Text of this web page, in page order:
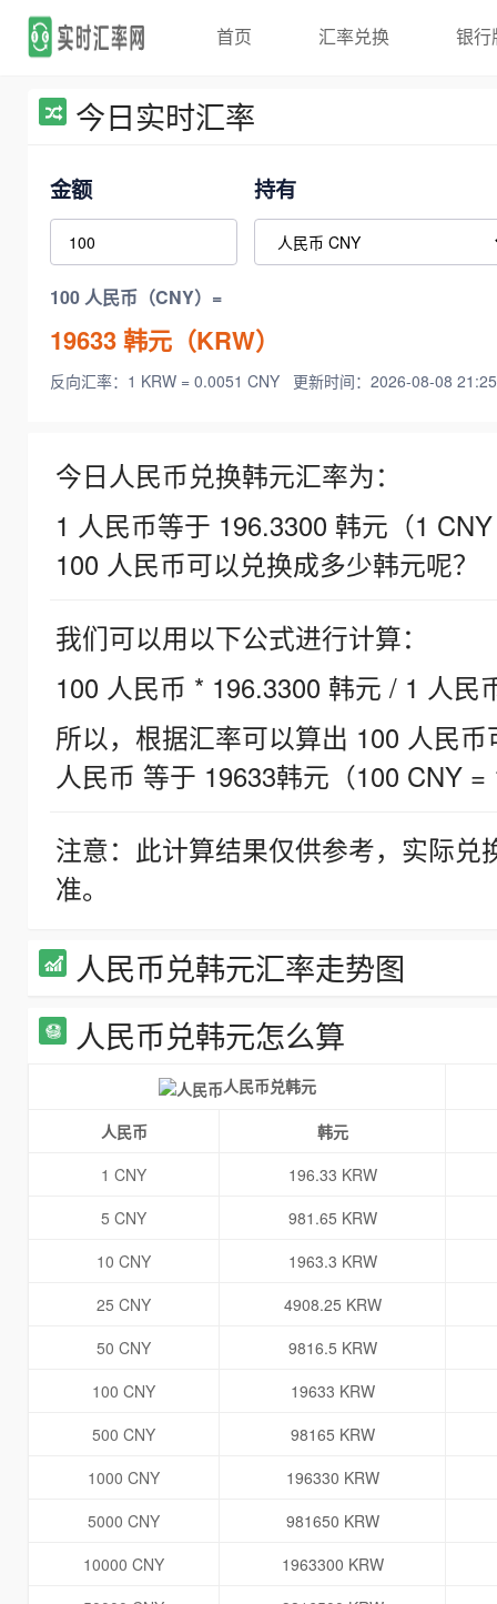
首页 汇率兑换 银行
今日实时汇率
金额 持有
100 人民币（CNY）=
19633韩元（KRW）
反向汇率：1 KRW = 0.0051 CNY 更新时间：2026-08-08
今日人民币兑换韩元汇率为：
1 人民币等于 196.3300 韩元（1
100 人民币可以兑换成多少韩元呢？
我们可以用以下公式进行计算：
100 人民币 * 196.3300 韩元 / 1 人民
所以，根据汇率可以算出 100 人民
人民币 等于 19633韩元（100 CNY =
注意：此计算结果仅供参考，实际
准。
人民币兑韩元汇率走势图
人民币兑韩元怎么算
人民币兑韩元
人民币
韩元
1 CNY
196.33 KRW
5 CNY
981.65 KRW
10 CNY
1963.3 KRW
25 CNY
4908.25 KRW
50 CNY
9816.5 KRW
100 CNY
19633 KRW
500 CNY
98165 KRW
1000 CNY
196330 KRW
5000 CNY
981650 KRW
10000 CNY
1963300 KRW